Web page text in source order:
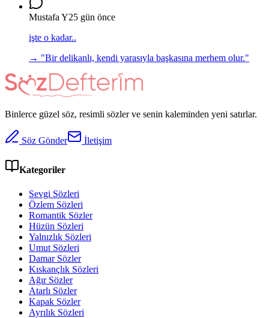
Mustafa Y25 gün önce
işte o kadar..
→ "Bir delikanlı, kendi yarasıyla başkasına merhem olur."
Binlerce güzel söz, resimli sözler ve senin kaleminden yeni satırlar.
Söz Gönder İletişim
Kategoriler
Sevgi Sözleri
Özlem Sözleri
Romantik Sözler
Hüzün Sözleri
Yalnızlık Sözleri
Umut Sözleri
Damar Sözler
Kıskançlık Sözleri
Ağır Sözler
Atarlı Sözler
Kapak Sözler
Ayrılık Sözleri